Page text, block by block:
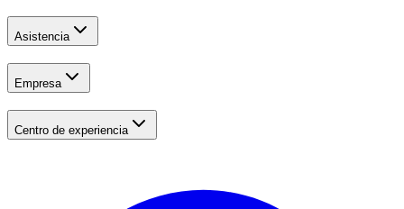
Asistencia
Empresa
Centro de experiencia